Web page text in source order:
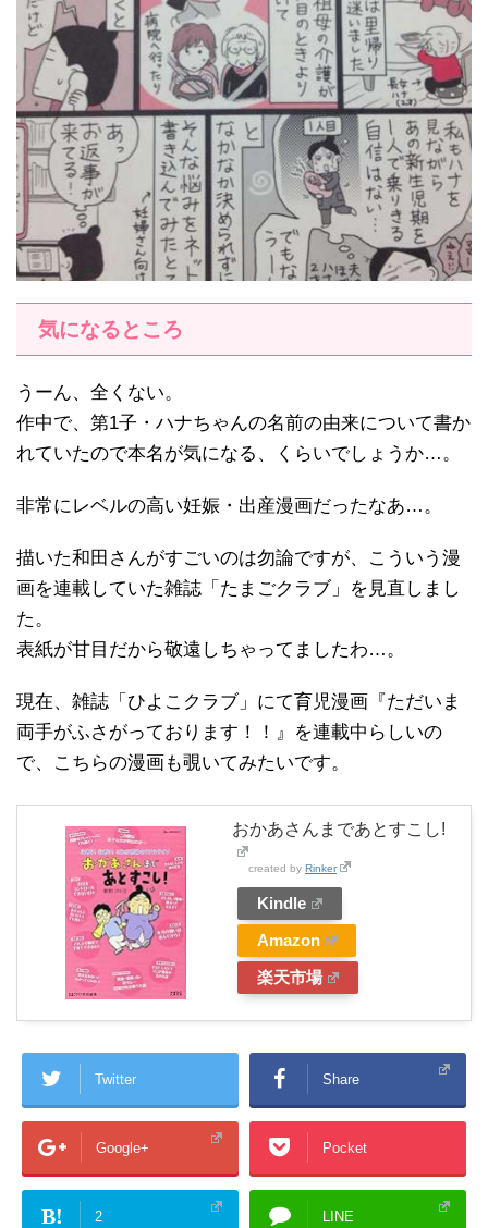
気になるところ
うーん、全くない。
作中で、第1子・ハナちゃんの名前の由来について書か
れていたので本名が気になる、くらいでしょうか…。
非常にレベルの高い妊娠・出産漫画だったなあ…。
描いた和田さんがすごいのは勿論ですが、こういう漫
画を連載していた雑誌「たまごクラブ」を見直しまし
た。
表紙が甘目だから敬遠しちゃってましたわ…。
現在、雑誌「ひよこクラブ」にて育児漫画『ただいま
両手がふさがっております！！』を連載中らしいの
で、こちらの漫画も覗いてみたいです。
おかあさんまであとすこし!
created by Rinker
Kindle
Amazon
楽天市場
Twitter Share
Google+ Pocket
B! 2 LINE